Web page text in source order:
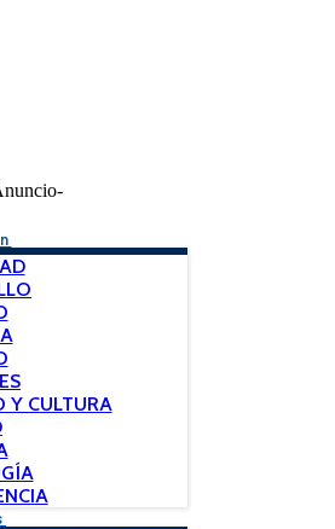
Y CULTURA